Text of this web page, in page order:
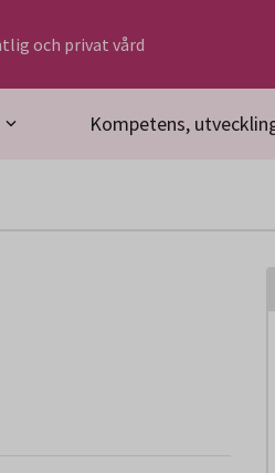
och privat vård
Kompetens,